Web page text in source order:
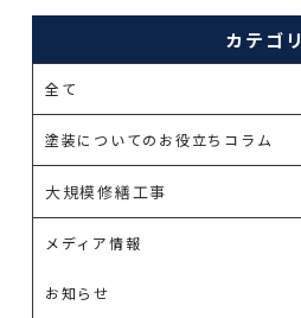
カテゴリ
全て
塗装についてのお役立ちコラム
大規模修繕工事
メディア情報
お知らせ